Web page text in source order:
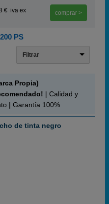
€ iva ex comprar >
PS
Filtrar
Propia)
| Calidad y
| Garantía 100%
de tinta negro